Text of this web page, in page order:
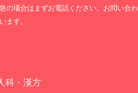
の場合はまずお電話ください。お問い合わ
ます。
科・漢方